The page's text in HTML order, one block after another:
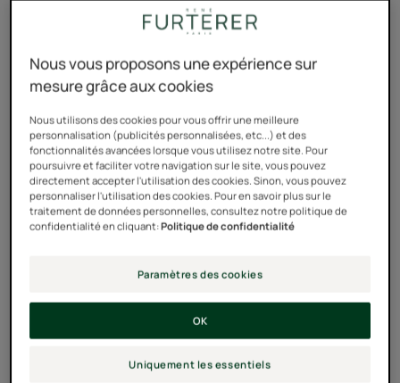
Le shampooing anti cheveux gras aux actifs 100%
naturels qui purifie et nettoie en douceur les cuirs
chevelus à tendance grasse.
Aux huiles essentielles purifiantes
Actifs 100% naturels, sans tensio-actifs sulfatés, sans
silicone
Tube Tube
150ml
Utilisable par
Adultes
Nous vous proposons une expérience sur
mesure grâce aux cookies
Nous utilisons des cookies pour vous offrir une meilleure
personnalisation (publicités personnalisées, etc...) et des
fonctionnalités avancées lorsque vous utilisez notre site. Pour
poursuivre et faciliter votre navigation sur le site, vous pouvez
directement accepter l'utilisation des cookies. Sinon, vous pouvez
personnaliser l'utilisation des cookies. Pour en savoir plus sur le
traitement de données personnelles, consultez notre politique de
confidentialité en cliquant:Politique de confidentialité
Paramètres des cookies
Uniquement les essentiels
OK